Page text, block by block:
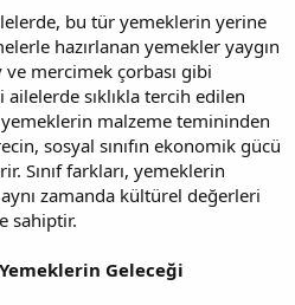
bu tür yemeklerin yerine
hazırlanan yemekler yaygın
mercimek çorbası gibi
sıklıkla tercih edilen
malzeme temininden
sosyal sınıfın ekonomik gücü
Sınıf farkları, yemeklerin
zamanda kültürel değerleri
sahiptir.
Geleceği